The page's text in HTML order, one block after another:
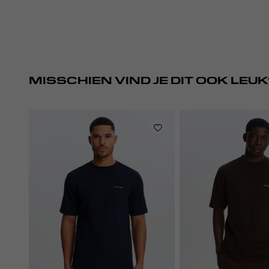
MISSCHIEN VIND JE DIT OOK